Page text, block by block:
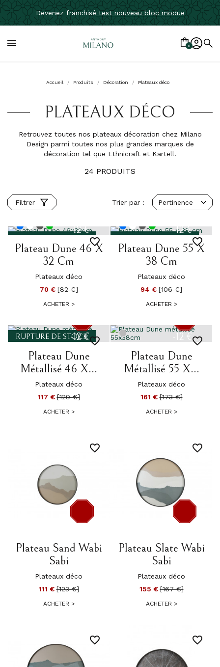
Devenez franchisé test nouveau bloc modue
 0
Accueil Produits Décoration Plateaux déco
PLATEAUX DÉCO
Retrouvez toutes nos plateaux décoration chez Milano
Design parmi toutes nos plus grandes marques de
décoration tel que Ethnicraft et Kartell.
24 PRODUITS
Filtrer Trier par : Pertinence
-12 €
RUPTURE DE STOCK
Plateau Dune 46 X
32 Cm
Plateaux déco
70 €[82 €]
ACHETER >
favorite_border
-12 €
RUPTURE DE STOCK
Plateau Dune 55 X
38 Cm
Plateaux déco
94 € [106 €]
ACHETER >
favorite_border
-12 €
RUPTURE DE STOCK
Plateau Dune
Métallisé 46 X...
Plateaux déco
117 €[129 €]
ACHETER >
favorite_border -12 €
Plateau Dune
Métallisé 55 X...
Plateaux déco
161 €[173 €]
ACHETER >
favorite_border
Plateau Sand Wabi
Sabi
Plateaux déco
111 €[123 €]
ACHETER >
favorite_border
Plateau Slate Wabi
Sabi
Plateaux déco
155 €[167 €]
ACHETER >
favorite_border
favorite_border favorite_border